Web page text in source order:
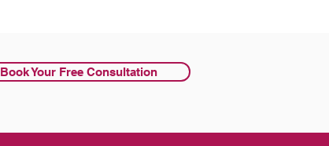
Book Your Free Consultation